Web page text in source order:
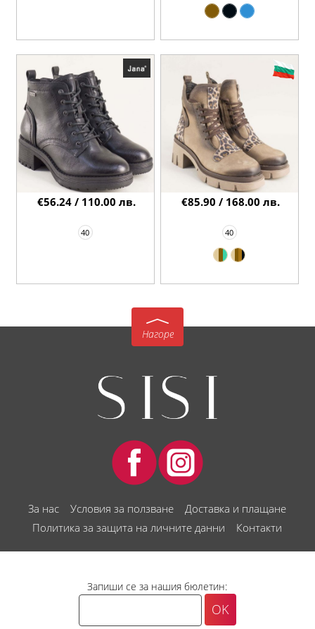
40
€56.24 / 110.00 лв.
40
€85.90 / 168.00 лв.
Нагоре
За нас Условия за ползване
Доставка и плащане
Политика за защита на личните данни
Контакти
Запиши се за нашия бюлетин: